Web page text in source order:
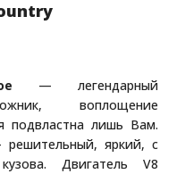
— легендарный
воплощение
подвластна лишь Вам.
яркий, с
Двигатель V8